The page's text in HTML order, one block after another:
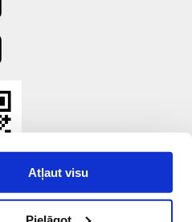
Atļaut visu